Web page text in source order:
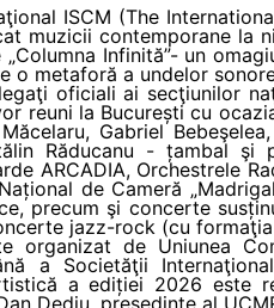
ISCM (The
muzicii contemporane la
Infinită”- un
o metaforă a undelor
oficiali ai secţiunilor
reuni la București cu
Gabriel
Răducanu - țambal şi
ARCADIA, Orchestrele
de Cameră
precum şi concerte
jazz-rock (cu formaţia
organizat de Uniunea
a Societăţii
a ediției 2026 este